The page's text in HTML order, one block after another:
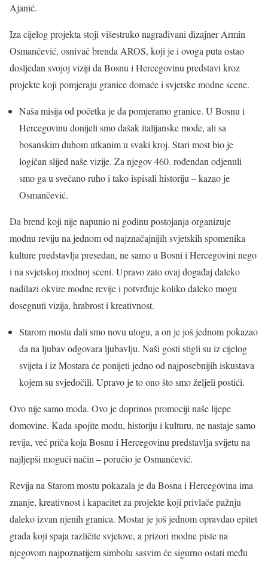
Ajanić.
Iza cijelog projekta stoji višestruko nagrađivani dizajner Armin
Osmančević, osnivač brenda AROS, koji je i ovoga puta ostao
dosljedan svojoj viziji da Bosnu i Hercegovinu predstavi kroz
projekte koji pomjeraju granice domaće i svjetske modne scene.
Naša misija od početka je da pomjeramo granice. U Bosnu i
Hercegovinu donijeli smo dašak italijanske mode, ali sa
bosanskim duhom utkanim u svaki kroj. Stari most bio je
logičan slijed naše vizije. Za njegov 460. rođendan odjenuli
smo ga u svečano ruho i tako ispisali historiju – kazao je
Osmančević.
Da brend koji nije napunio ni godinu postojanja organizuje
modnu reviju na jednom od najznačajnijih svjetskih spomenika
kulture predstavlja presedan, ne samo u Bosni i Hercegovini nego
i na svjetskoj modnoj sceni. Upravo zato ovaj događaj daleko
nadilazi okvire modne revije i potvrđuje koliko daleko mogu
dosegnuti vizija, hrabrost i kreativnost.
Starom mostu dali smo novu ulogu, a on je još jednom pokazao
da na ljubav odgovara ljubavlju. Naši gosti stigli su iz cijelog
svijeta i iz Mostara će ponijeti jedno od najposebnijih iskustava
kojem su svjedočili. Upravo je to ono što smo željeli postići.
Ovo nije samo moda. Ovo je doprinos promociji naše lijepe
domovine. Kada spojite modu, historiju i kulturu, ne nastaje samo
revija, već priča koja Bosnu i Hercegovinu predstavlja svijetu na
najljepši mogući način – poručio je Osmančević.
Revija na Starom mostu pokazala je da Bosna i Hercegovina ima
znanje, kreativnost i kapacitet za projekte koji privlače pažnju
daleko izvan njenih granica. Mostar je još jednom opravdao epitet
grada koji spaja različite svjetove, a prizori modne piste na
njegovom najpoznatijem simbolu sasvim će sigurno ostati među